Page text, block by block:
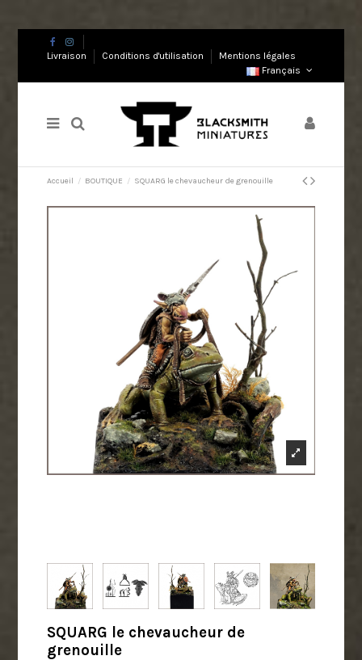
Livraison Conditions d'utilisation
Mentions légales
Français
Accueil BOUTIQUE SQUARG le chevaucheur de grenouille
SQUARG le chevaucheur de
grenouille